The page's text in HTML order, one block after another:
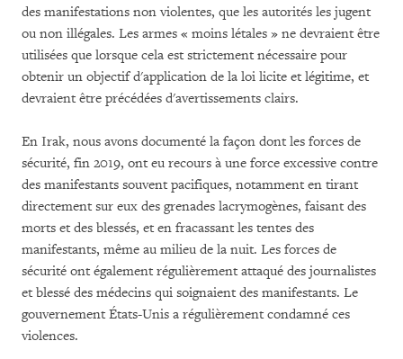
des manifestations non violentes, que les autorités les jugent
ou non illégales. Les armes « moins létales » ne devraient être
utilisées que lorsque cela est strictement nécessaire pour
obtenir un objectif d'application de la loi licite et légitime, et
devraient être précédées d'avertissements clairs.
En Irak, nous avons documenté la façon dont les forces de
sécurité, fin 2019, ont eu recours à une force excessive contre
des manifestants souvent pacifiques, notamment en tirant
directement sur eux des grenades lacrymogènes, faisant des
morts et des blessés, et en fracassant les tentes des
manifestants, même au milieu de la nuit. Les forces de
sécurité ont également régulièrement attaqué des journalistes
et blessé des médecins qui soignaient des manifestants. Le
gouvernement États-Unis a régulièrement condamné ces
violences.